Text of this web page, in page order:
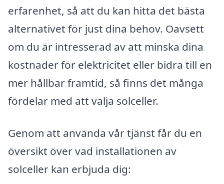
erfarenhet, så att du kan hitta det bästa
alternativet för just dina behov. Oavsett
om du är intresserad av att minska dina
kostnader för elektricitet eller bidra till en
mer hållbar framtid, så finns det många
fördelar med att välja solceller.
Genom att använda vår tjänst får du en
översikt över vad installationen av
solceller kan erbjuda dig: